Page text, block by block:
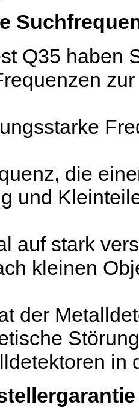
Q35 haben
die
und
auf stark
kleinen
der
in